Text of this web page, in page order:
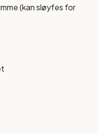
(kan sløyfes for